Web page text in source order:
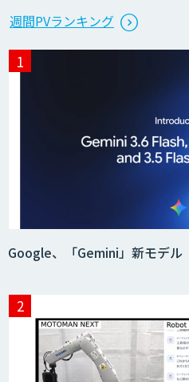
ID ZERO（
Video
週間PVランキング
Google、「Gemini」新モデ